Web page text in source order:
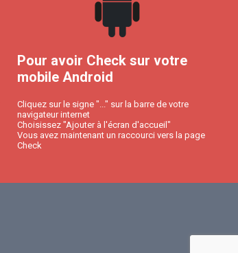
Pour avoir Check sur votre
mobile Android
Cliquez sur le signe "..." sur la barre de votre
navigateur internet
Choisissez "Ajouter à l'écran d'accueil"
Vous avez maintenant un raccourci vers la page
Check